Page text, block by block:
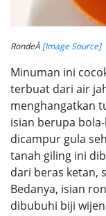
RondeÂ [Image Source]
Minuman ini
terbuat dari air
menghangatkan
isian berupa
dicampur gula
tanah giling ini
dari beras ketan,
Bedanya, isian
dibubuhi biji